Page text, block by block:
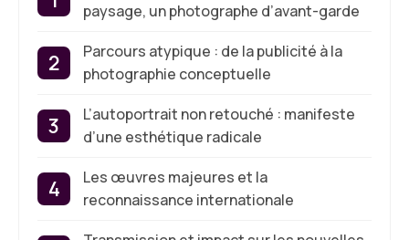
paysage, un photographe d’avant-garde
Parcours atypique : de la publicité à la
photographie conceptuelle
L’autoportrait non retouché : manifeste
d’une esthétique radicale
Les œuvres majeures et la
reconnaissance internationale